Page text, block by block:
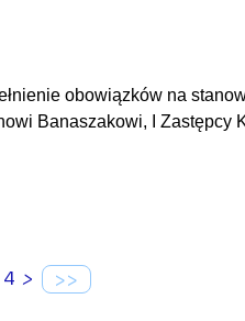
obowiązków na
Banaszakowi, I Zastępcy
4 > >>